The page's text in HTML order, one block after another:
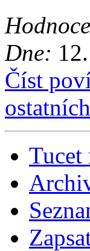
Dne:
Číst
Tucet